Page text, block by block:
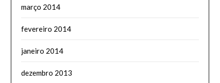
março 2014
fevereiro 2014
janeiro 2014
dezembro 2013